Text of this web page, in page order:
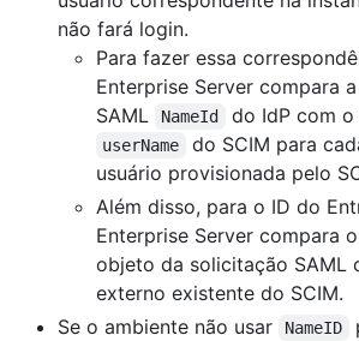
não fará login.
Para fazer essa
Enterprise Server compara
SAML
NameId do IdP com
userName
do SCIM para
usuário provisionada pelo
Além disso, para o ID do
Enterprise Server compara
objeto da solicitação SAML
externo existente do SCIM.
Se o ambiente não usar
NameID